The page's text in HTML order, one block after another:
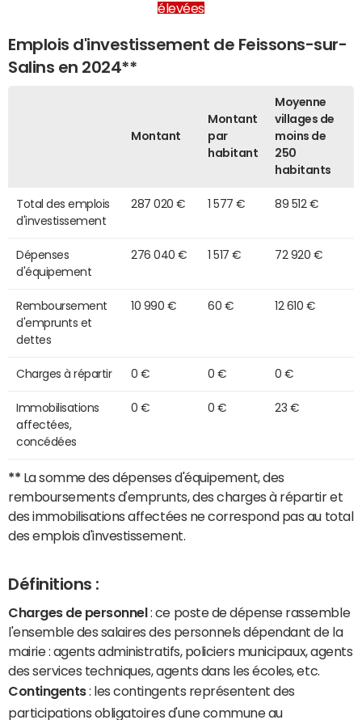
élevées
Emplois d'investissement de Feissons-sur-
Salins en 2024**
Montant
Montant
par
habitant
Moyenne
villages de
moins de
250
habitants
Total des emplois
d'investissement
287 020 € 1 577 € 89 512 €
Dépenses
d'équipement
276 040 € 1 517 € 72 920 €
Remboursement
d'emprunts et
dettes
10 990 € 60 € 12 610 €
Charges à répartir 0 € 0 € 0 €
Immobilisations
affectées,
concédées
0 € 0 € 23 €
** La somme des dépenses d'équipement, des
remboursements d'emprunts, des charges à répartir et
des immobilisations affectées ne correspond pas au total
des emplois d'investissement.
Définitions :
Charges de personnel : ce poste de dépense rassemble
l'ensemble des salaires des personnels dépendant de la
mairie : agents administratifs, policiers municipaux, agents
des services techniques, agents dans les écoles, etc.
Contingents: les contingents représentent des
participations obligatoires d'une commune au